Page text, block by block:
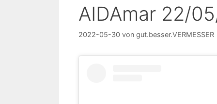
AIDAmar 22/
2022-05-30 von gut.besser.VERMESSER